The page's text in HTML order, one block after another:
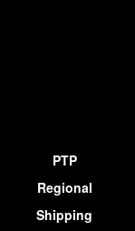
PTP
Regional
Shipping